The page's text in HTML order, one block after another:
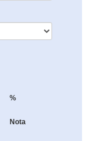
%
Nota